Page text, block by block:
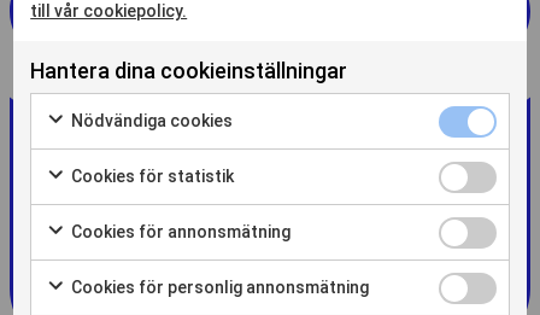
till vår cookiepolicy.
Hantera dina cookieinställningar
Nödvändiga cookies
Markera
för
samtycka
till
användning
av
Nödvändiga
cookies
kryssruta
Cookies för statistik
Markera
för
samtycka
till
Cookies
för
statistik
kryssruta
Cookies för annonsmätning
Markera
för
Cookies
för
kryssruta
Cookies för personlig annonsmätning
Cookies
för